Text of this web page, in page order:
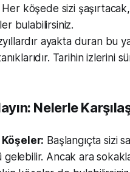
Her köşede sizi
bulabilirsiniz.
ayakta duran bu
Tarihin
Nelerle
Köşeler: Başlangıçta sizi
Ancak ara